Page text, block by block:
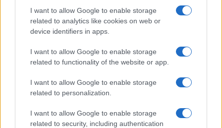
I want to allow Google to enable storage
related to analytics like cookies on web or
device identifiers in apps.
I want to allow Google to enable storage
related to functionality of the website or app.
I want to allow Google to enable storage
related to personalization.
I want to allow Google to enable storage
related to security, including authentication
díjakat csütörtök este adták át az Akvárium Klubban.
Premier a Kultúra.hu-n: Pátkai Rozina
Petőfi-lemeze és négy élő
koncertfelvétel
A Jelen idő című lemezen Pátkai Rozina és alkotótársai,
Dóczi Bence, Fenyvesi Márton és Ávéd János a Petőfi-
életmű tizenegy versét kilenc dalban dolgozták fel. A